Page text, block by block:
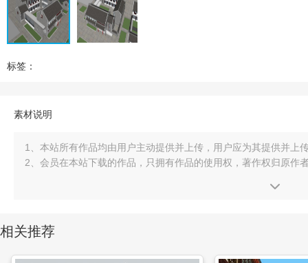
标签：
素材说明
1、本站所有作品均由用户主动提供并上传，用户应为其提供并上
2、会员在本站下载的作品，只拥有作品的使用权，著作权归原作
相关推荐